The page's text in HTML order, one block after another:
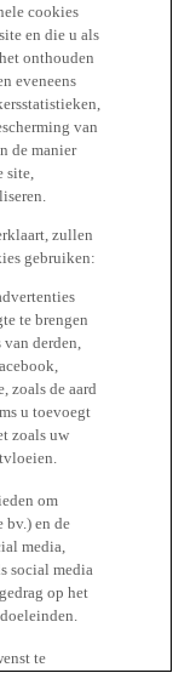
cookies
en die u als
onthouden
eveneens
van
de manier
site,
zullen
gebruiken:
te brengen
derden,
zoals de aard
u toevoegt
zoals uw
om
bv.) en de
media,
social media
op het
te